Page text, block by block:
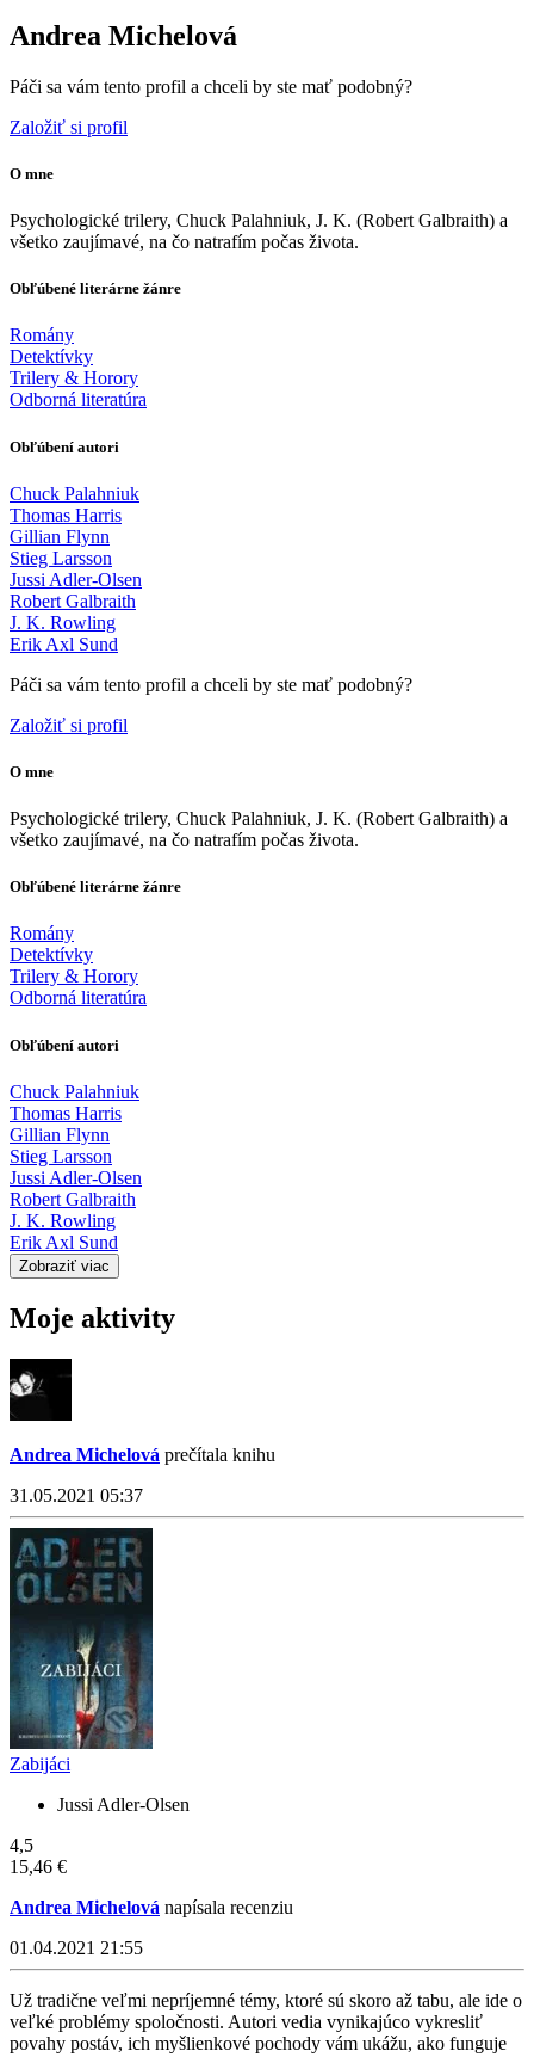
Andrea Michelová
Páči sa vám tento profil a chceli by ste mať podobný?
Založiť si profil
O mne
Psychologické trilery, Chuck Palahniuk, J. K. (Robert Galbraith) a
všetko zaujímavé, na čo natrafím počas života.
Obľúbené literárne žánre
Romány
Detektívky
Trilery & Horory
Odborná literatúra
Obľúbení autori
Chuck Palahniuk
Thomas Harris
Gillian Flynn
Stieg Larsson
Jussi Adler-Olsen
Robert Galbraith
J. K. Rowling
Erik Axl Sund
Páči sa vám tento profil a chceli by ste mať podobný?
Založiť si profil
O mne
Psychologické trilery, Chuck Palahniuk, J. K. (Robert Galbraith) a
všetko zaujímavé, na čo natrafím počas života.
Obľúbené literárne žánre
Romány
Detektívky
Trilery & Horory
Odborná literatúra
Obľúbení autori
Chuck Palahniuk
Thomas Harris
Gillian Flynn
Stieg Larsson
Jussi Adler-Olsen
Robert Galbraith
J. K. Rowling
Erik Axl Sund
Zobraziť viac
Moje aktivity
Andrea Michelová prečítala knihu
31.05.2021 05:37
Zabijáci
Jussi Adler-Olsen
4,5
15,46 €
Andrea Michelová napísala recenziu
01.04.2021 21:55
Už tradične veľmi nepríjemné témy, ktoré sú skoro až tabu, ale ide o
veľké problémy spoločnosti. Autori vedia vynikajúco vykresliť
povahy postáv, ich myšlienkové pochody vám ukážu, ako funguje